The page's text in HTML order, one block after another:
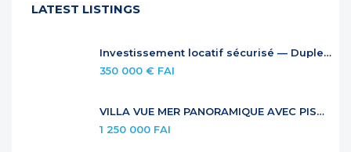
LATEST LISTINGS
Investissement locatif sécurisé — Duplex à Anse Marcel
350 000 € FAI
VILLA VUE MER PANORAMIQUE AVEC PISCINE À DÉBORDEMENT
1 250 000 FAI